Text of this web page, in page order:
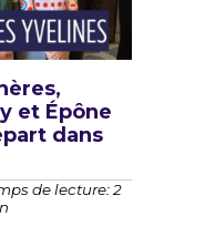
et Épône
dans
de lecture: 2